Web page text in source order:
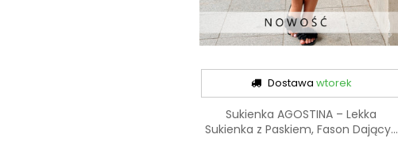
Dostawa wtorek
Sukienka AGOSTINA – Lekka
Sukienka z Paskiem, Fason Dający...